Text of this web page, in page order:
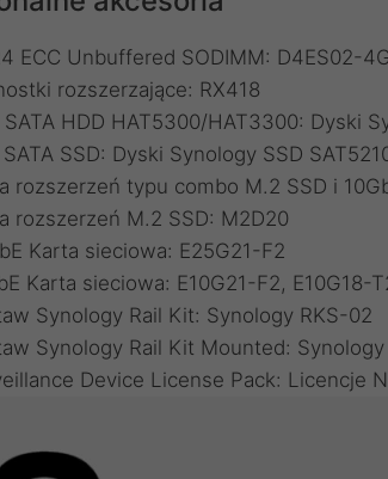
ECC Unbuffered SODIMM: D4ES02-
rozszerzające: RX418
HDD HAT5300/HAT3300: Dyski
SSD: Dyski Synology SSD
rozszerzeń typu combo M.2 SSD i
rozszerzeń M.2 SSD: M2D20
Karta sieciowa: E25G21-F2
Karta sieciowa: E10G21-F2, E10G18-
Synology Rail Kit: Synology RKS-02
Synology Rail Kit Mounted:
Device License Pack: Licencje